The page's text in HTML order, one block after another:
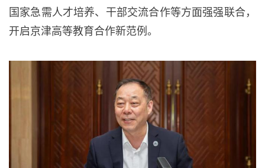
国家急需人才培养、干部交流合作等方面强强联合，
开启京津高等教育合作新范例。